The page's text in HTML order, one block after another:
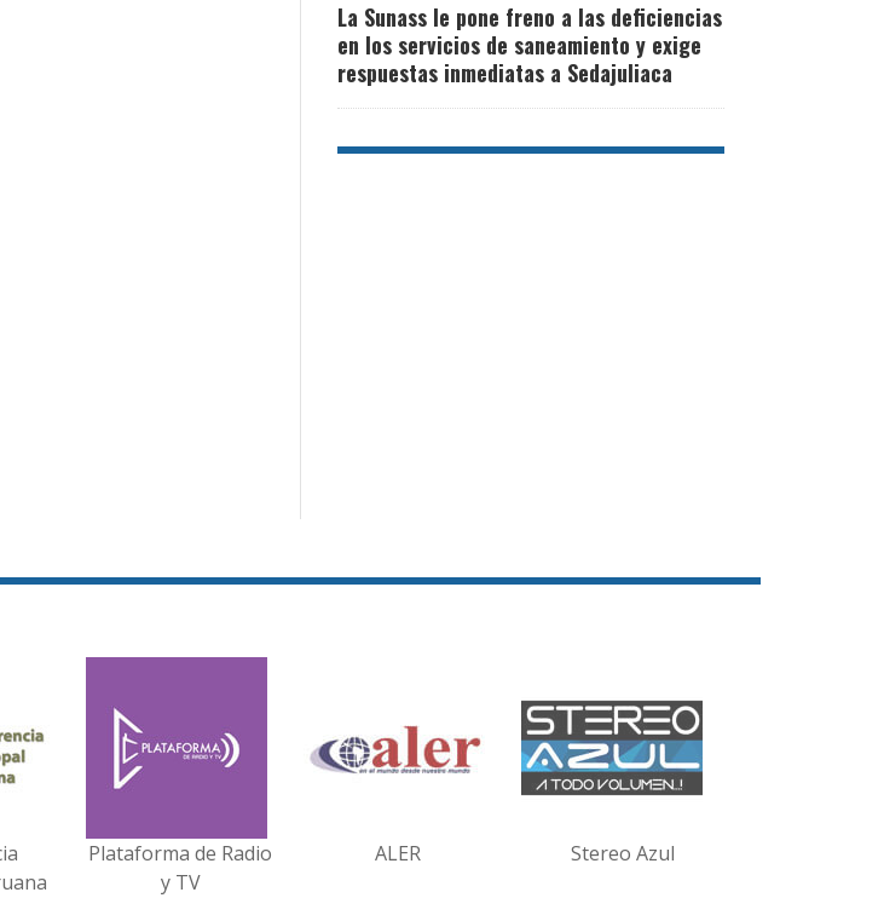
La Sunass le pone freno a las deficiencias
en los servicios de saneamiento y exige
respuestas inmediatas a Sedajuliaca
Plataforma de Radio
y TV
ALER Stereo Azul